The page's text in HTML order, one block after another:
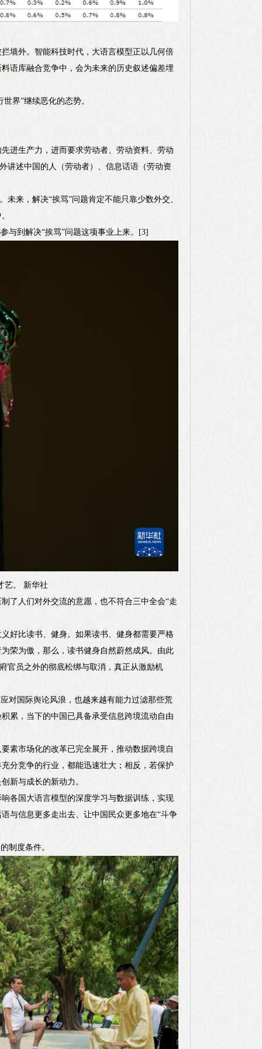
墙外。智能科技时代，大语言模型正以几何倍
语库融合竞争中，会为未来的历史叙述偏差埋
界”继续恶化的态势。
进生产力，进而要求劳动者、劳动资料、劳动
讲述中国的人（劳动者）、信息话语（劳动资
来，解决“挨骂”问题肯定不能只靠少数外交、
与到解决“挨骂”问题这项事业上来。[3]
艺。 新华社
了人们对外交流的意愿，也不符合三中全会“走
好比读书、健身。如果读书、健身都需要严格
荣为傲，那么，读书健身自然蔚然成风。由此
官员之外的彻底松绑与取消，真正从激励机
对国际舆论风浪，也越来越有能力过滤那些荒
累，当下的中国已具备承受信息跨境流动自由
素市场化的改革已完全展开，推动数据跨境自
分竞争的行业，都能迅速壮大；相反，若保护
新与成长的新动力。
各国大语言模型的深度学习与数据训练，实现
与信息更多走出去、让中国民众更多地在“斗争
制度条件。